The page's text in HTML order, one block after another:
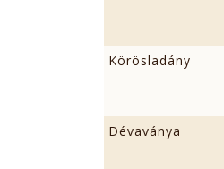
Körösladány
Dévaványa